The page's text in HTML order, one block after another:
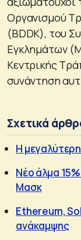
Οργανισμού
(BDDK), του
Εγκλημάτων
Κεντρικής
συνάντηση
Σχετικά
Η
Νέο άλμα
Μασκ
Ethereum,
ανάκαμψης